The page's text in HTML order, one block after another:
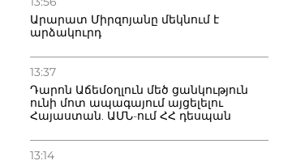
Արարատ Միրզոյանը մեկնում է
արձակուրդ
13:37
Դարոն Աճեմօղլուն մեծ ցանկություն
ունի մոտ ապագայում այցելելու
Հայաստան. ԱՄՆ-ում ՀՀ դեսպան
13:14